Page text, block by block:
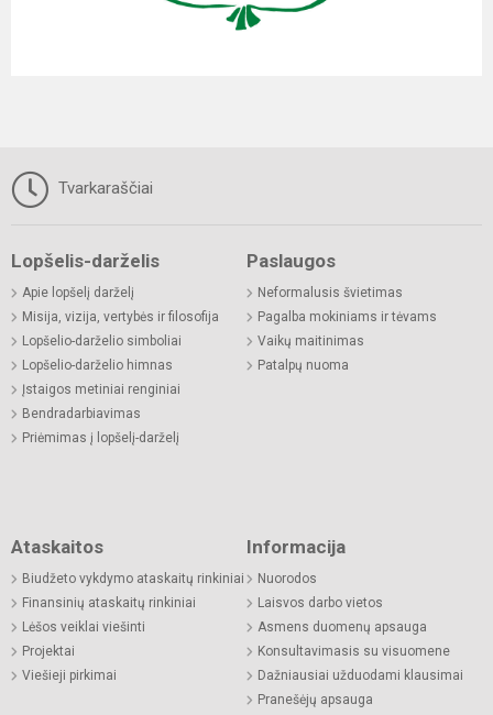
Tvarkaraščiai
Lopšelis-darželis
Apie lopšelį darželį
Misija, vizija, vertybės ir filosofija
Lopšelio-darželio simboliai
Lopšelio-darželio himnas
Įstaigos metiniai renginiai
Bendradarbiavimas
Priėmimas į lopšelį-darželį
Paslaugos
Neformalusis švietimas
Pagalba mokiniams ir tėvams
Vaikų maitinimas
Patalpų nuoma
Ataskaitos
Biudžeto vykdymo ataskaitų rinkiniai
Finansinių ataskaitų rinkiniai
Lėšos veiklai viešinti
Projektai
Viešieji pirkimai
Informacija
Nuorodos
Laisvos darbo vietos
Asmens duomenų apsauga
Konsultavimasis su visuomene
Dažniausiai užduodami klausimai
Pranešėjų apsauga